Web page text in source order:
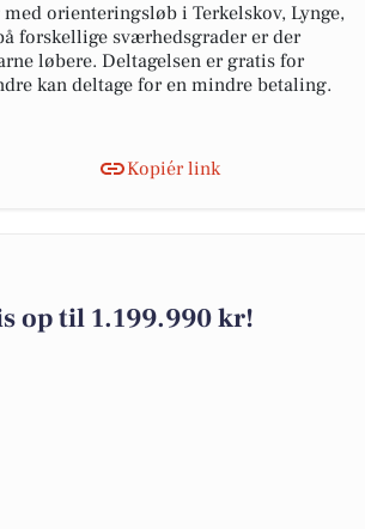
orienteringsløb i Terkelskov, Lynge,
forskellige sværhedsgrader er der
løbere. Deltagelsen er gratis for
kan deltage for en mindre betaling.
Kopiér link
op til 1.199.990 kr!